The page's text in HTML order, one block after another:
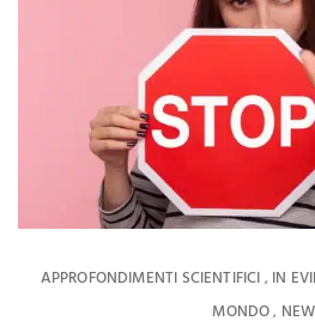
APPROFONDIMENTI SCIENTIFICI , IN
MONDO,